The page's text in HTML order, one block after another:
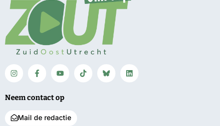
Neem contact op
Mail de redactie